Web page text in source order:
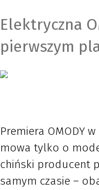
Elektryczna
pierwszym
Premiera OMODY
mowa tylko o
chiński producent
samym czasie –